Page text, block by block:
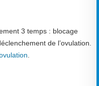
3 temps : blocage
de l’ovulation.